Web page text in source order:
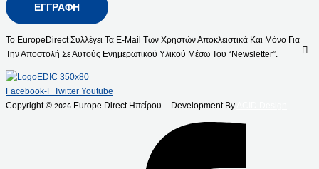
ΕΓΓΡΑΦΉ
Το EuropeDirect Συλλέγει Τα E-Mail Των Χρηστών Αποκλειστικά Και Μόνο Για
Την Αποστολή Σε Αυτούς Ενημερωτικού Υλικού Μέσω Του “Newsletter”.
Facebook-F Twitter Youtube
Copyright © 2026 Europe Direct Ηπείρου – Development By